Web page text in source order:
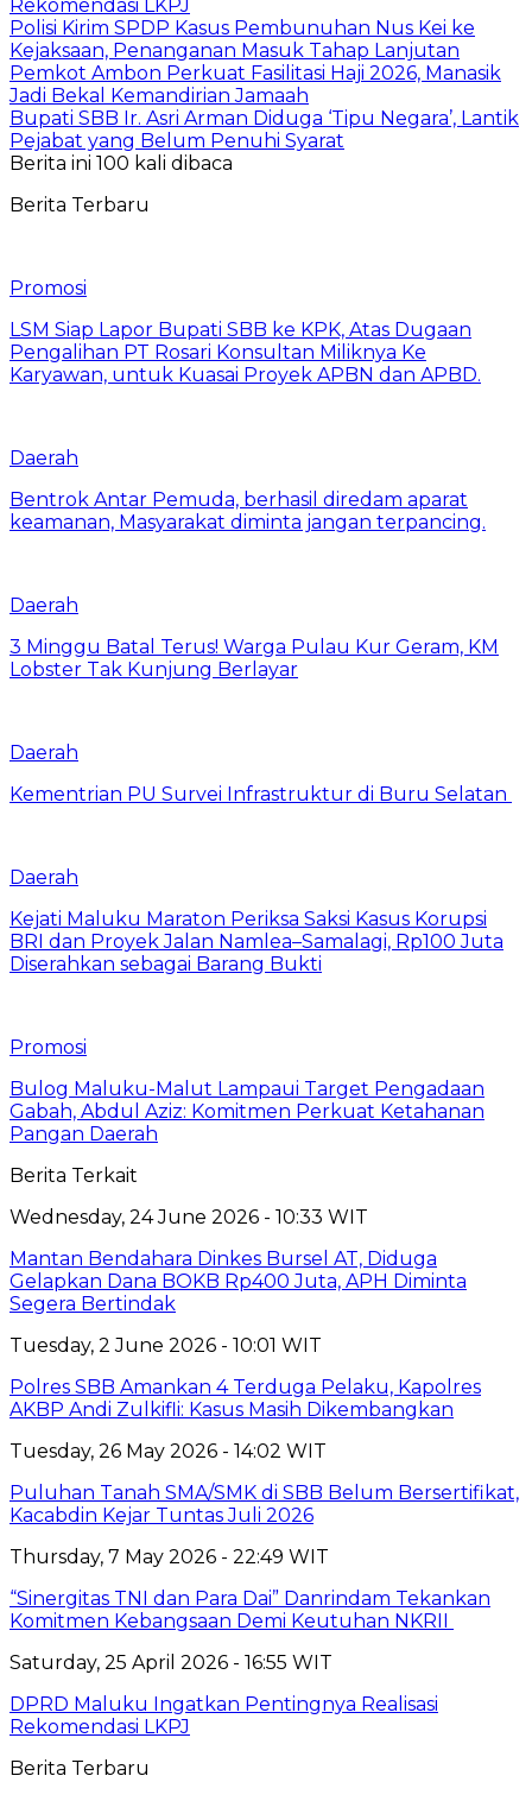
Rekomendasi LKPJ
Polisi Kirim SPDP Kasus Pembunuhan Nus Kei ke
Kejaksaan, Penanganan Masuk Tahap Lanjutan
Pemkot Ambon Perkuat Fasilitasi Haji 2026, Manasik
Jadi Bekal Kemandirian Jamaah
Bupati SBB Ir. Asri Arman Diduga ‘Tipu Negara’, Lantik
Pejabat yang Belum Penuhi Syarat
Berita ini 100 kali dibaca
Berita Terbaru
Promosi
LSM Siap Lapor Bupati SBB ke KPK, Atas Dugaan
Pengalihan PT Rosari Konsultan Miliknya Ke
Karyawan, untuk Kuasai Proyek APBN dan APBD.
Daerah
Bentrok Antar Pemuda, berhasil diredam aparat
keamanan, Masyarakat diminta jangan terpancing.
Daerah
3 Minggu Batal Terus! Warga Pulau Kur Geram, KM
Lobster Tak Kunjung Berlayar
Daerah
Kementrian PU Survei Infrastruktur di Buru Selatan
Daerah
Kejati Maluku Maraton Periksa Saksi Kasus Korupsi
BRI dan Proyek Jalan Namlea–Samalagi, Rp100 Juta
Diserahkan sebagai Barang Bukti
Promosi
Bulog Maluku-Malut Lampaui Target Pengadaan
Gabah, Abdul Aziz: Komitmen Perkuat Ketahanan
Pangan Daerah
Berita Terkait
Wednesday, 24 June 2026 - 10:33 WIT
Mantan Bendahara Dinkes Bursel AT, Diduga
Gelapkan Dana BOKB Rp400 Juta, APH Diminta
Segera Bertindak
Tuesday, 2 June 2026 - 10:01 WIT
Polres SBB Amankan 4 Terduga Pelaku, Kapolres
AKBP Andi Zulkifli: Kasus Masih Dikembangkan
Tuesday, 26 May 2026 - 14:02 WIT
Puluhan Tanah SMA/SMK di SBB Belum Bersertifikat,
Kacabdin Kejar Tuntas Juli 2026
Thursday, 7 May 2026 - 22:49 WIT
“Sinergitas TNI dan Para Dai” Danrindam Tekankan
Komitmen Kebangsaan Demi Keutuhan NKRII ‎
Saturday, 25 April 2026 - 16:55 WIT
DPRD Maluku Ingatkan Pentingnya Realisasi
Rekomendasi LKPJ
Berita Terbaru